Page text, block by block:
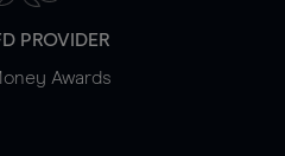
PROVIDER
Awards